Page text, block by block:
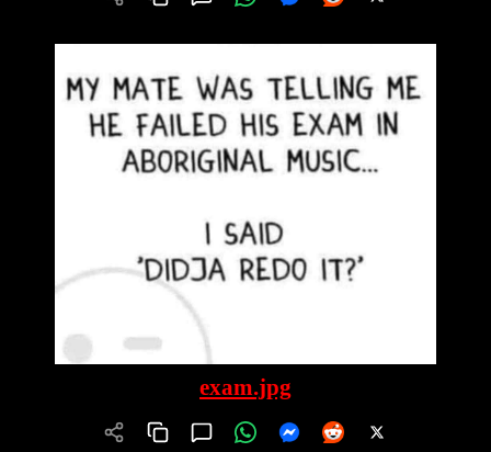
exam.jpg